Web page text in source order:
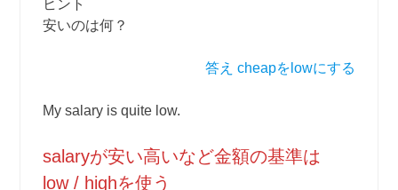
ヒント
安いのは何？
答え cheapをlowにする
My salary is quite low.
salaryが安い高いなど金額の基準は
low / highを使う